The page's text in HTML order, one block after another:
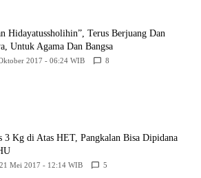
Hidayatussholihin”, Terus Berjuang Dan
Untuk Agama Dan Bangsa
2017 - 06:24 WIB 8
3 Kg di Atas HET, Pangkalan Bisa Dipidana
Mei 2017 - 12:14 WIB 5